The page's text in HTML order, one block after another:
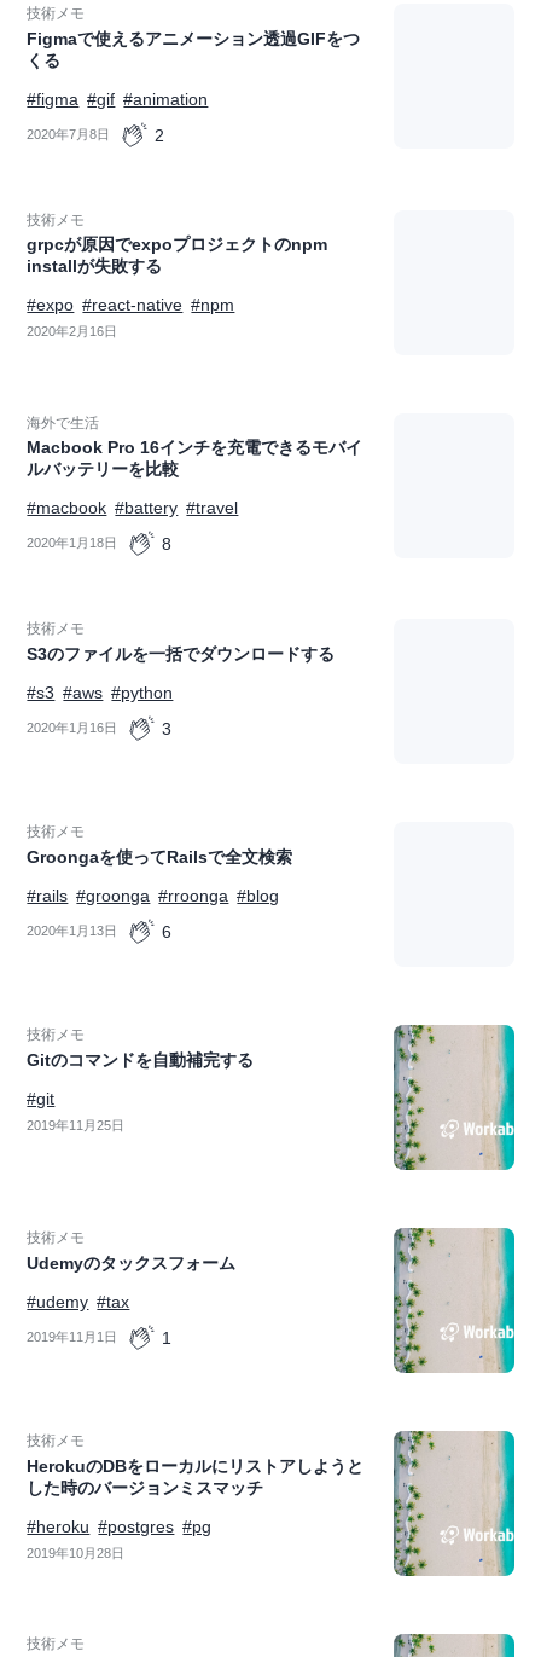
技術メモ
Figmaで使えるアニメーション透過GIFをつ
くる
#figma #gif #animation
2020年7月8日 2
技術メモ
grpcが原因でexpoプロジェクトのnpm
installが失敗する
#expo #react-native #npm
2020年2月16日
海外で生活
Macbook Pro 16インチを充電できるモバイ
ルバッテリーを比較
#macbook #battery #travel
2020年1月18日 8
技術メモ
S3のファイルを一括でダウンロードする
#s3 #aws #python
2020年1月16日 3
技術メモ
Groongaを使ってRailsで全文検索
#rails #groonga #rroonga #blog
2020年1月13日 6
技術メモ
Gitのコマンドを自動補完する
#git
2019年11月25日
技術メモ
Udemyのタックスフォーム
#udemy #tax
2019年11月1日 1
技術メモ
HerokuのDBをローカルにリストアしようと
した時のバージョンミスマッチ
#heroku #postgres #pg
2019年10月28日
技術メモ